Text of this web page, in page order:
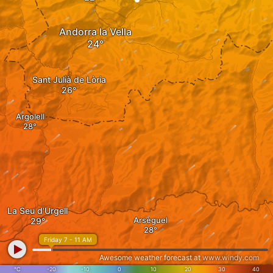
Andorra la Vella
Argolell
Sant Julià de Lòria
La Seu d'Urgell
Arsèguel
°C -20 -10 0 10 20 30 40
Friday 7 - 11 AM
Awesome weather forecast atwww.windy.com